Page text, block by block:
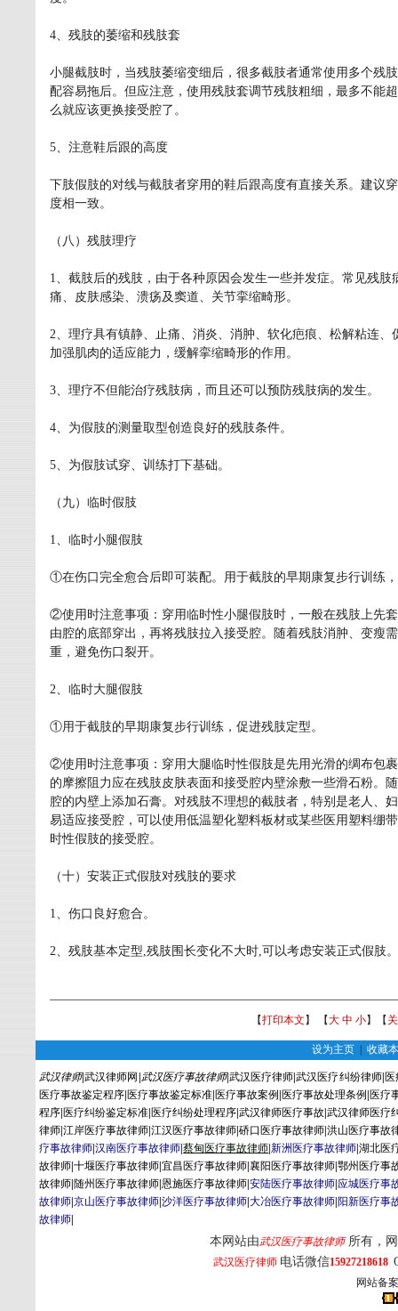
4、残肢的萎缩和残肢套
小腿截肢时，当残肢萎缩变细后，很多截肢者通常使用多个残
配容易拖后。但应注意，使用残肢套调节残肢粗细，最多不能
么就应该更换接受腔了。
5、注意鞋后跟的高度
下肢假肢的对线与截肢者穿用的鞋后跟高度有直接关系。建议
度相一致。
（八）残肢理疗
1、截肢后的残肢，由于各种原因会发生一些并发症。常见残
痛、皮肤感染、溃疡及窦道、关节挛缩畸形。
2、理疗具有镇静、止痛、消炎、消肿、软化疤痕、松解粘连
加强肌肉的适应能力，缓解挛缩畸形的作用。
3、理疗不但能治疗残肢病，而且还可以预防残肢病的发生。
4、为假肢的测量取型创造良好的残肢条件。
5、为假肢试穿、训练打下基础。
（九）临时假肢
1、临时小腿假肢
①在伤口完全愈合后即可装配。用于截肢的早期康复步行训练
②使用时注意事项：穿用临时性小腿假肢时，一般在残肢上先
由腔的底部穿出，再将残肢拉入接受腔。随着残肢消肿、变瘦
重，避免伤口裂开。
2、临时大腿假肢
①用于截肢的早期康复步行训练，促进残肢定型。
②使用时注意事项：穿用大腿临时性假肢是先用光滑的绸布包
的摩擦阻力应在残肢皮肤表面和接受腔内壁涂敷一些滑石粉。
腔的内壁上添加石膏。对残肢不理想的截肢者，特别是老人、
易适应接受腔，可以使用低温塑化塑料板材或某些医用塑料绷
时性假肢的接受腔。
（十）安装正式假肢对残肢的要求
1、伤口良好愈合。
2、残肢基本定型,残肢围长变化不大时,可以考虑安装正式假肢。
【打印本文 】 【大 中 小】【
设为主页 收藏
武汉律师|武汉律师网 武汉医疗事故律师|武汉医疗律师 |武汉医疗纠纷律师|
医疗事故鉴定程序 医疗事故鉴定标准 医疗事故案例 医疗事故处理条例 医疗
程序 医疗纠纷鉴定标准 医疗纠纷处理程序 |武汉律师医疗事故 |武汉律师医疗
律师 |江岸医疗事故律师 |江汉医疗事故律师 |硚口医疗事故律师 |洪山医疗事故
疗事故律师 |汉南医疗事故律师 |蔡甸 医疗事故律师 |新洲医疗事故律师 |湖北医
故律师 |十堰医疗事故律师 |宜昌医疗事故律师 |襄阳医疗事故律师 |鄂州医疗事
故律师 随州医疗事故律师 |恩施医疗事故律师 |安陆医疗事故律师 |应城医疗事
故律师 |京山医疗事故律师 |沙洋医疗事故律师 |大冶医疗事故律师 阳新医疗事
故律师
本网站由武汉医疗事故律师 所有，
武汉医疗律师 电话微信15927218618
网站备